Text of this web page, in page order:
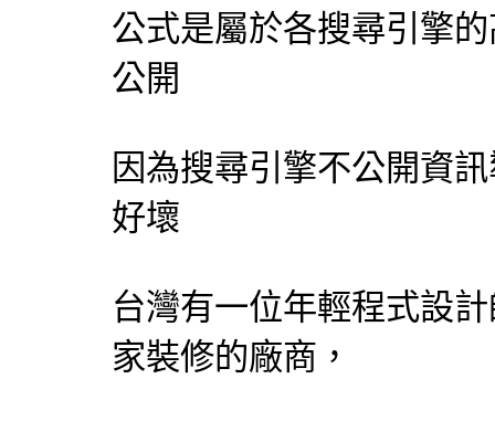
公式是屬於各搜尋引擎
公開
因為搜尋引擎不公開資
好壞
台灣有一位年輕程式設
家裝修的廠商，